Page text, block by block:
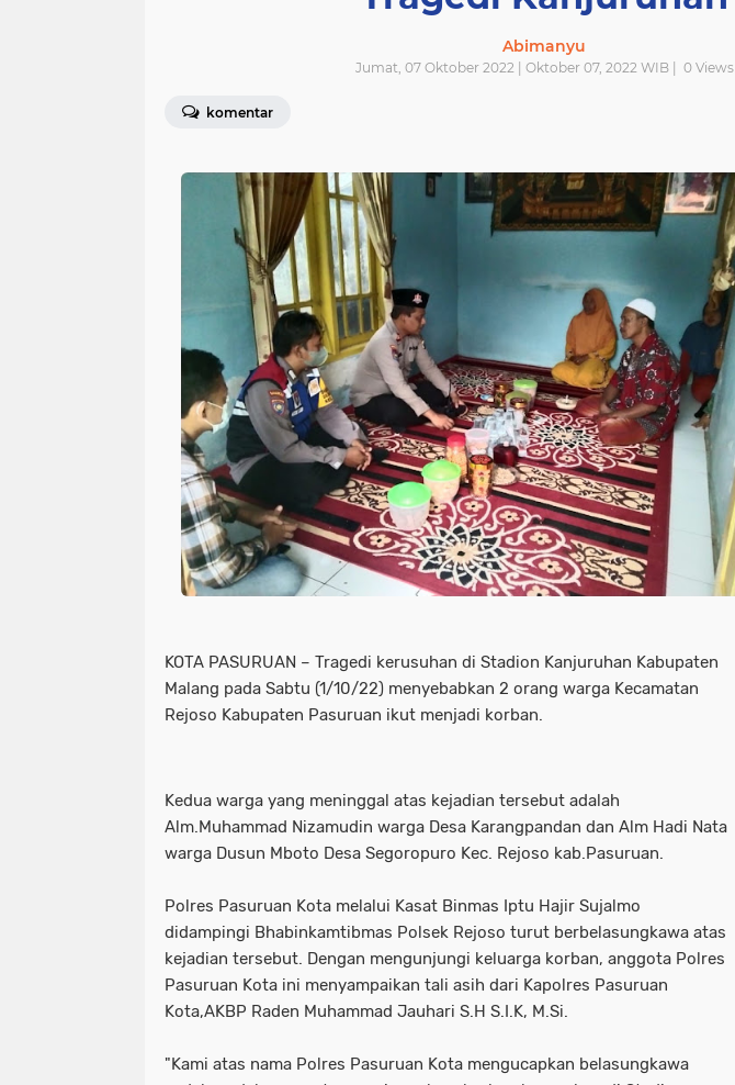
Abimanyu
Jumat, 07 Oktober 2022 | Oktober 07, 2022 WIB | 0Views
komentar
KOTA PASURUAN – Tragedi kerusuhan di Stadion Kanjuruhan Kabupaten
Malang pada Sabtu (1/10/22) menyebabkan 2 orang warga Kecamatan
Rejoso Kabupaten Pasuruan ikut menjadi korban.
Kedua warga yang meninggal atas kejadian tersebut adalah
Alm.Muhammad Nizamudin warga Desa Karangpandan dan Alm Hadi Nata
warga Dusun Mboto Desa Segoropuro Kec. Rejoso kab.Pasuruan.
Polres Pasuruan Kota melalui Kasat Binmas Iptu Hajir Sujalmo
didampingi Bhabinkamtibmas Polsek Rejoso turut berbelasungkawa atas
kejadian tersebut. Dengan mengunjungi keluarga korban, anggota Polres
Pasuruan Kota ini menyampaikan tali asih dari Kapolres Pasuruan
Kota,AKBP Raden Muhammad Jauhari S.H S.I.K, M.Si.
"Kami atas nama Polres Pasuruan Kota mengucapkan belasungkawa